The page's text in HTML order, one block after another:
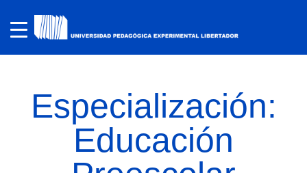
Especialización:
Educación